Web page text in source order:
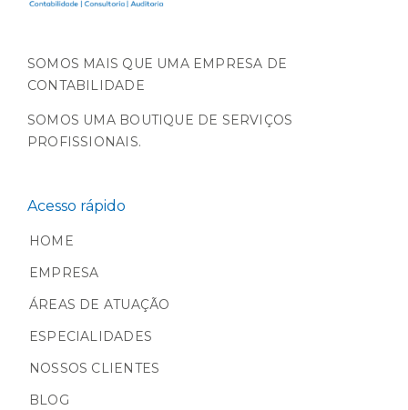
SOMOS MAIS QUE UMA EMPRESA DE
CONTABILIDADE
SOMOS UMA BOUTIQUE DE SERVIÇOS
PROFISSIONAIS.
Acesso rápido
HOME
EMPRESA
ÁREAS DE ATUAÇÃO
ESPECIALIDADES
NOSSOS CLIENTES
BLOG